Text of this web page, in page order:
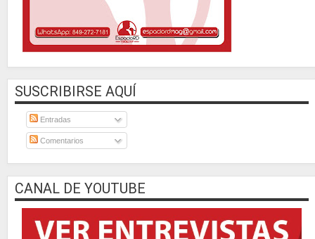
SUSCRIBIRSE AQUÍ
Entradas
Comentarios
CANAL DE YOUTUBE